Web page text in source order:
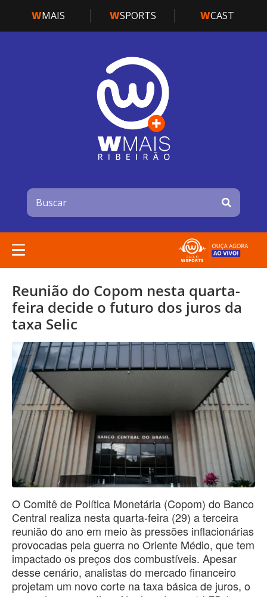
WMAIS WSPORTS WCAST
Reunião do Copom nesta quarta-
feira decide o futuro dos juros da
taxa Selic
O Comitê de Política Monetária (Copom) do Banco
Central realiza nesta quarta-feira (29) a terceira
reunião do ano em meio às pressões inflacionárias
provocadas pela guerra no Oriente Médio, que tem
impactado os preços dos combustíveis. Apesar
desse cenário, analistas do mercado financeiro
projetam um novo corte na taxa básica de juros, o